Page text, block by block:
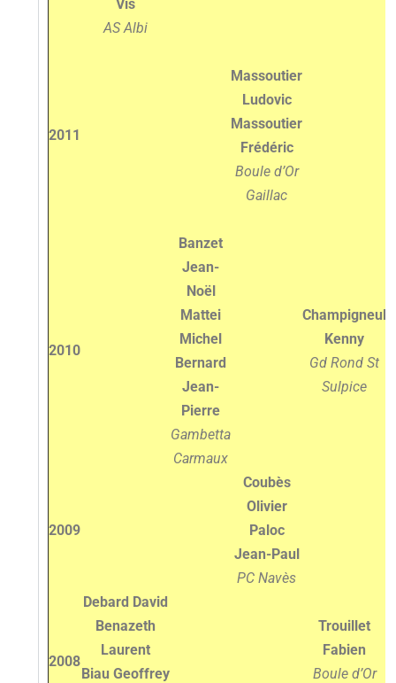
Vis
AS Albi
2011
Massoutier
Ludovic
Massoutier
Frédéric
Boule d’Or
Gaillac
2010
Banzet
Jean-
Noël
Mattei
Michel
Bernard
Jean-
Pierre
Gambetta
Carmaux
Champigneul
Kenny
Gd Rond St
Sulpice
2009
Coubès
Olivier
Paloc
Jean-Paul
PC Navès
2008
Debard David
Benazeth
Laurent
Biau Geoffrey
Trouillet
Fabien
Boule d’Or